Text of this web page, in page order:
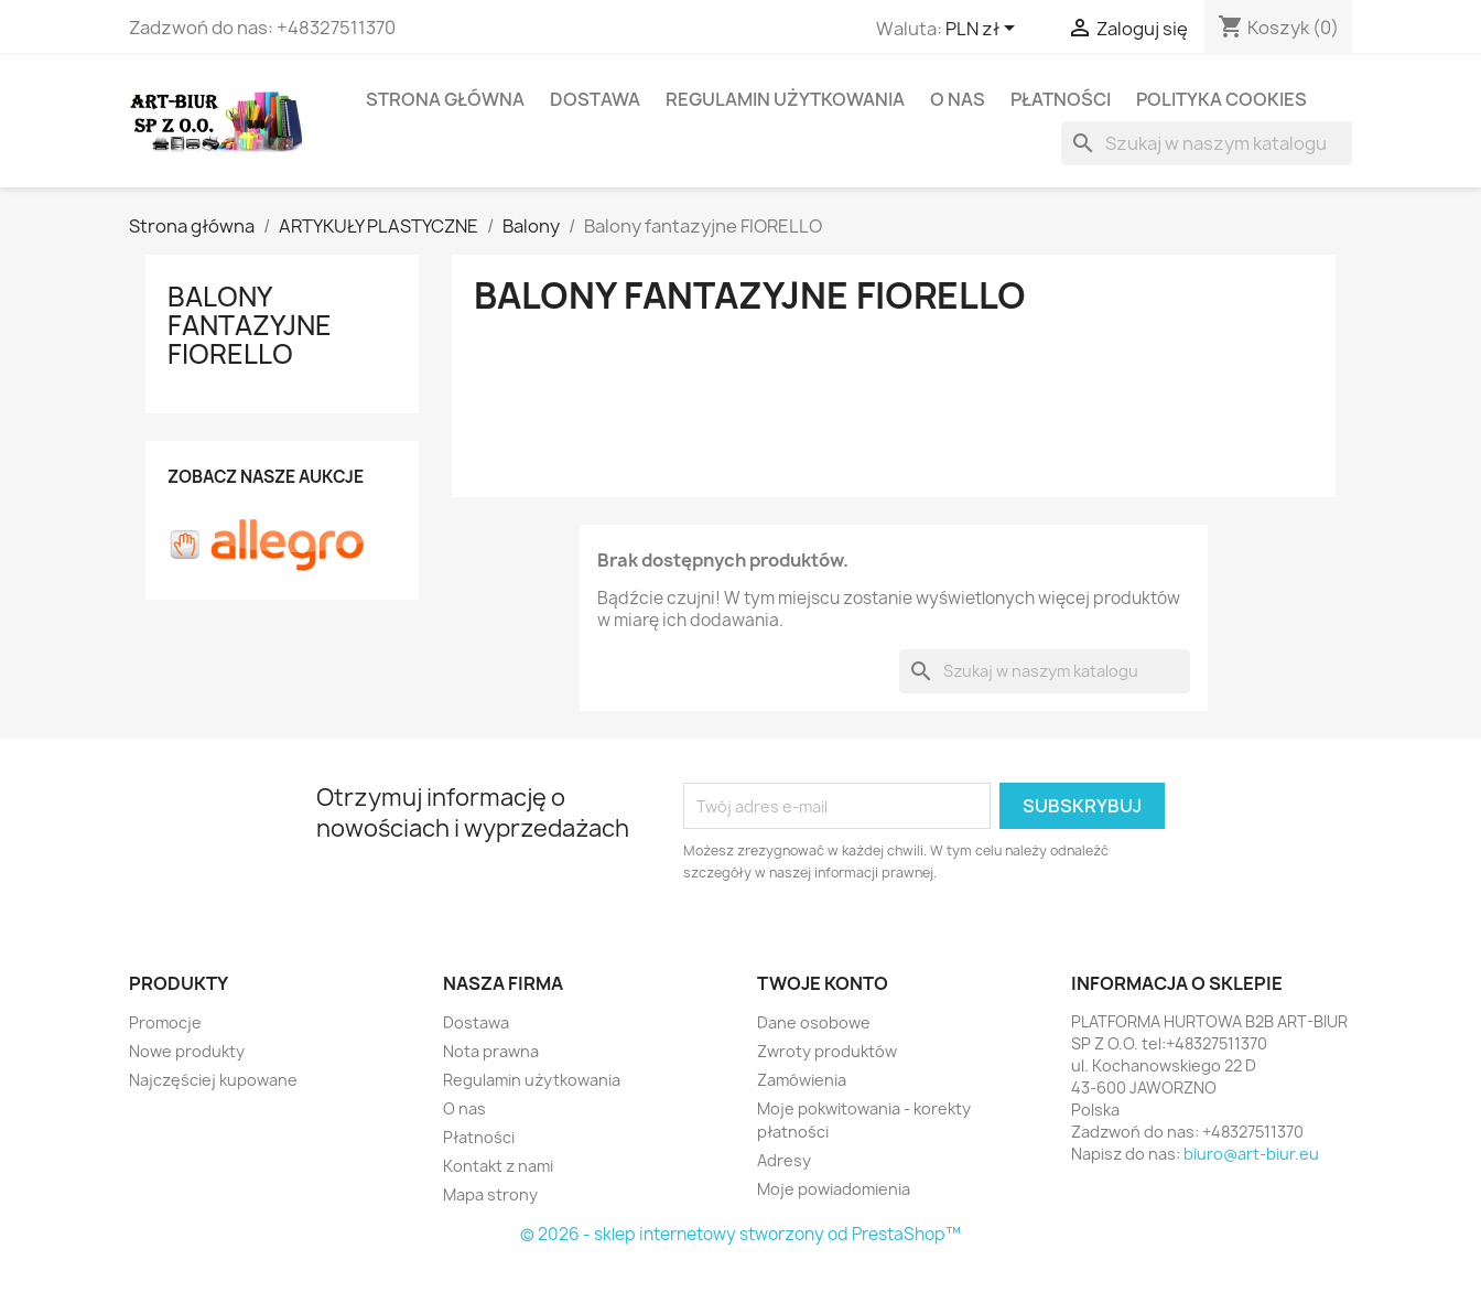
Zadzwoń do nas: +48327511370 Waluta: PLN zł  Zaloguj się shopping_cart Koszyk (0)
STRONA GŁÓWNA DOSTAWA REGULAMIN UŻYTKOWANIA O NAS PŁATNOŚCI POLITYKA COOKIES
search
Strona główna ARTYKUŁY PLASTYCZNE Balony Balony fantazyjne FIORELLO
BALONY
FANTAZYJNE
FIORELLO
ZOBACZ NASZE AUKCJE
BALONY FANTAZYJNE FIORELLO
Brak dostępnych produktów.
Bądźcie czujni! W tym miejscu zostanie wyświetlonych więcej produktów
w miarę ich dodawania.
search
Otrzymuj informację o
nowościach i wyprzedażach
Możesz zrezygnować w każdej chwili. W tym celu należy odnaleźć
szczegóły w naszej informacji prawnej.
PRODUKTY
Promocje
Nowe produkty
Najczęściej kupowane
NASZA FIRMA
Dostawa
Nota prawna
Regulamin użytkowania
O nas
Płatności
Kontakt z nami
Mapa strony
TWOJE KONTO
Dane osobowe
Zwroty produktów
Zamówienia
Moje pokwitowania - korekty
płatności
Adresy
Moje powiadomienia
INFORMACJA O SKLEPIE
PLATFORMA HURTOWA B2B ART-BIUR
SP Z O.O. tel:+48327511370
ul. Kochanowskiego 22 D
43-600 JAWORZNO
Polska
Zadzwoń do nas: +48327511370
Napisz do nas: biuro@art-biur.eu
© 2026 - sklep internetowy stworzony od PrestaShop™